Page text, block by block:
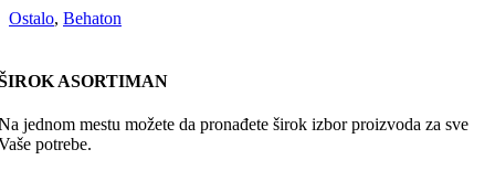
Ostalo, Behaton
ASORTIMAN
jednom mestu možete da pronađete širok izbor proizvoda za sve
potrebe.